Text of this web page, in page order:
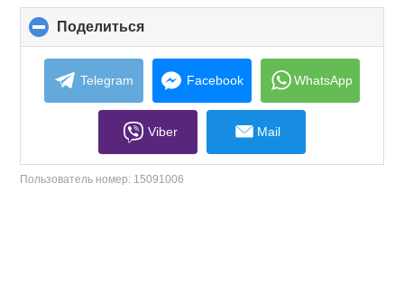
Поделиться
to
collapse
contents
Telegram Facebook WhatsApp
Viber Mail
Пользователь номер: 15091006